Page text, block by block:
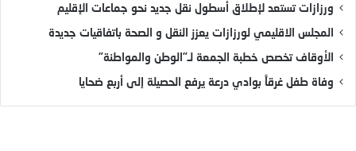
ورزازات تستعد لإطلاق أسطول نقل جديد نحو جماعات الإقليم
المجلس الاقليمي لورزازات يعزز النقل و الصحة باتفاقيات جديدة
الأوقاف تخصص خطبة الجمعة لـ”الوطن والمواطنة”
وفاة طفل غرقاً بوادي درعة يرفع الحصيلة إلى أربع ضحايا